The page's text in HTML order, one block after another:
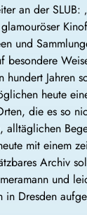
an der SLUB:
und
besondere
Jahren
heute
die es so
alltäglichen
mit einem
Archiv
und
in Dresden